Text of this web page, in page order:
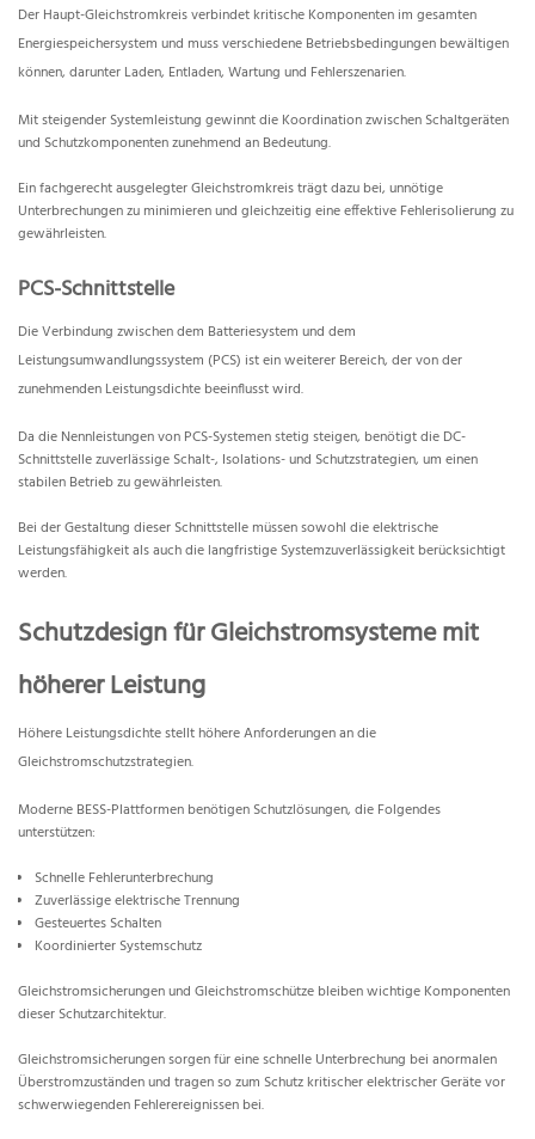
Der Haupt-Gleichstromkreis verbindet kritische Komponenten im gesamten
Energiespeichersystem und muss verschiedene Betriebsbedingungen bewältigen
können, darunter Laden, Entladen, Wartung und Fehlerszenarien.
Mit steigender Systemleistung gewinnt die Koordination zwischen Schaltgeräten
und Schutzkomponenten zunehmend an Bedeutung.
Ein fachgerecht ausgelegter Gleichstromkreis trägt dazu bei, unnötige
Unterbrechungen zu minimieren und gleichzeitig eine effektive Fehlerisolierung zu
gewährleisten.
PCS-Schnittstelle
Die Verbindung zwischen dem Batteriesystem und dem
Leistungsumwandlungssystem (PCS) ist ein weiterer Bereich, der von der
zunehmenden Leistungsdichte beeinflusst wird.
Da die Nennleistungen von PCS-Systemen stetig steigen, benötigt die DC-
Schnittstelle zuverlässige Schalt-, Isolations- und Schutzstrategien, um einen
stabilen Betrieb zu gewährleisten.
Bei der Gestaltung dieser Schnittstelle müssen sowohl die elektrische
Leistungsfähigkeit als auch die langfristige Systemzuverlässigkeit berücksichtigt
werden.
Schutzdesign für Gleichstromsysteme mit
höherer Leistung
Höhere Leistungsdichte stellt höhere Anforderungen an die
Gleichstromschutzstrategien.
Moderne BESS-Plattformen benötigen Schutzlösungen, die Folgendes
unterstützen:
Schnelle Fehlerunterbrechung
Zuverlässige elektrische Trennung
Gesteuertes Schalten
Koordinierter Systemschutz
Gleichstromsicherungen und Gleichstromschütze bleiben wichtige Komponenten
dieser Schutzarchitektur.
Gleichstromsicherungen sorgen für eine schnelle Unterbrechung bei anormalen
Überstromzuständen und tragen so zum Schutz kritischer elektrischer Geräte vor
schwerwiegenden Fehlerereignissen bei.